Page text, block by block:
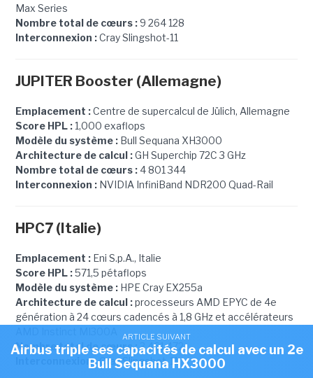
Max Series
Nombre total de cœurs :9 264 128
Interconnexion :Cray Slingshot-11
JUPITER Booster (Allemagne)
Emplacement :Centre de supercalcul de Jülich, Allemagne
Score HPL :1,000 exaflops
Modèle du système :Bull Sequana XH3000
Architecture de calcul :GH Superchip 72C 3 GHz
Nombre total de cœurs :4 801 344
Interconnexion :NVIDIA InfiniBand NDR200 Quad-Rail
HPC7 (Italie)
Emplacement :Eni S.p.A., Italie
Score HPL :571,5 pétaflops
Modèle du système :HPE Cray EX255a
Architecture de calcul :processeurs AMD EPYC de 4e
génération à 24 cœurs cadencés à 1,8 GHz et accélérateurs
Nombre total de cœurs :3 461 472
Interconnexion :Cray Slingshot-11
ARTICLE SUIVANT
Airbus triple ses capacités de calcul avec un 2e
Bull Sequana HX3000